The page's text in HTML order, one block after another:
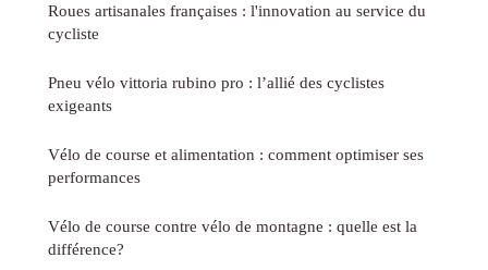
Roues artisanales françaises : l'innovation au service du
cycliste
Pneu vélo vittoria rubino pro : l’allié des cyclistes
exigeants
Vélo de course et alimentation : comment optimiser ses
performances
Vélo de course contre vélo de montagne : quelle est la
différence?